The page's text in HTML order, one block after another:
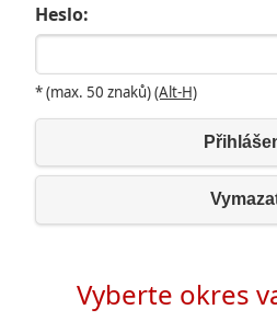
Heslo:
* (max. 50 znaků)(Alt-H)
Vyberte okres